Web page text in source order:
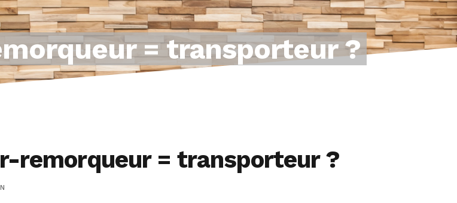
= transporteur ?
remorqueur = transporteur ?